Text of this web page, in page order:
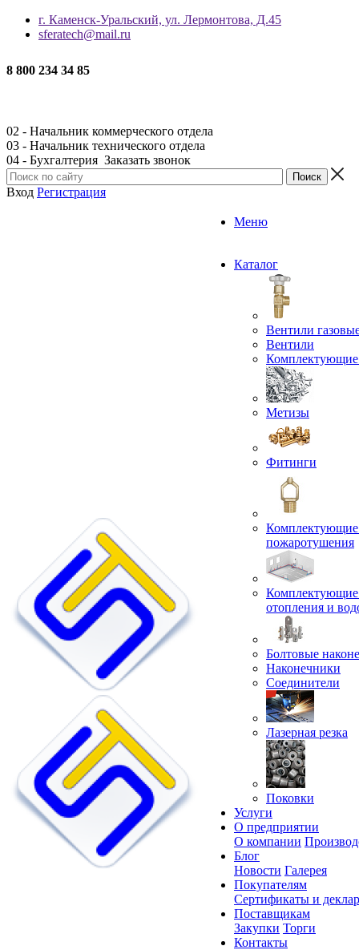
г. Каменск-Уральский, ул. Лермонтова, Д.45
sferatech@mail.ru
8 800 234 34 85
02 - Начальник коммерческого отдела
03 - Начальник технического отдела
04 - Бухгалтерия Заказать звонок
Вход Регистрация
Меню
Каталог
Вентили
Вентили
Комплектующие
Метизы
Фитинги
Комплектующие
пожаротушения
Комплектующие
отопления и
Болтовые
Наконечники
Соединители
Лазерная резка
Поковки
Услуги
О предприятии
О компании
Блог
Новости Галерея
Покупателям
Сертификаты и
Поставщикам
Закупки Торги
Контакты